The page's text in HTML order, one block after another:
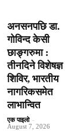
अनसनपछि डा.
गोविन्द केसी
छाङ्गरुमा :
तीनदिने विशेषज्ञ
शिविर, भारतीय
नागरिकसमेत
लाभान्वित
एक पाइलो -
August 7, 2026